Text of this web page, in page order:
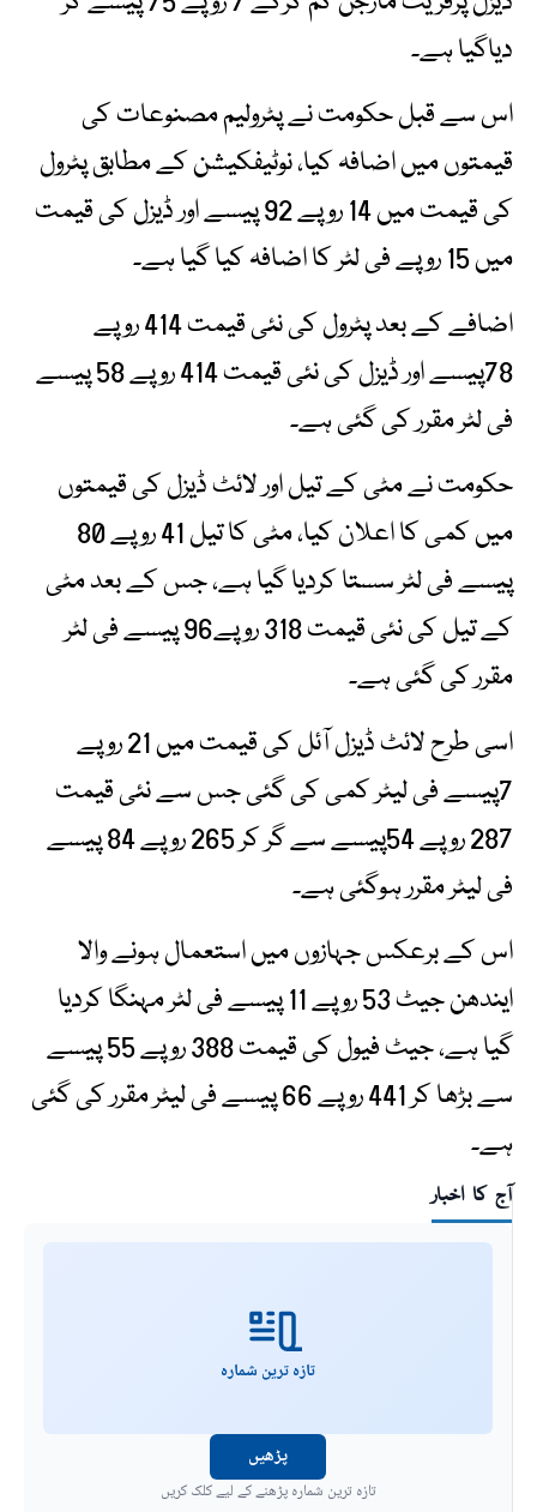
دیاگیا ہے۔
اس سے قبل حکومت نے پٹرولیم مصنوعات کی
قیمتوں میں اضافہ کیا، نوٹیفکیشن کے مطابق پٹرول
کی قیمت میں 14 روپے 92 پیسے اور ڈیزل کی قیمت
میں 15 روپے فی لٹر کا اضافہ کیا گیا ہے۔
اضافے کے بعد پٹرول کی نئی قیمت 414 روپے
78پیسے اور ڈیزل کی نئی قیمت 414 روپے 58 پیسے
فی لٹر مقرر کی گئی ہے۔
حکومت نے مٹی کے تیل اور لائٹ ڈیزل کی قیمتوں
میں کمی کا اعلان کیا، مٹی کا تیل 41 روپے 80
پیسے فی لٹر سستا کردیا گیا ہے، جس کے بعد مٹی
کے تیل کی نئی قیمت 318 روپے96 پیسے فی لٹر
مقرر کی گئی ہے۔
اسی طرح لائٹ ڈیزل آئل کی قیمت میں 21 روپے
7پیسے فی لیٹر کمی کی گئی جس سے نئی قیمت
287 روپے 54پیسے سے گر کر 265 روپے 84 پیسے
فی لیٹر مقرر ہوگئی ہے۔
اس کے برعکس جہازوں میں استعمال ہونے والا
ایندھن جیٹ 53 روپے 11 پیسے فی لٹر مہنگا کردیا
گیا ہے، جیٹ فیول کی قیمت 388 روپے 55 پیسے
سے بڑھا کر 441 روپے 66 پیسے فی لیٹر مقرر کی گئی
ہے۔
آج کا اخبار
تازہ ترین شمارہ
پڑھیں
تازہ ترین شمارہ پڑھنے کے لیے کلک کریں